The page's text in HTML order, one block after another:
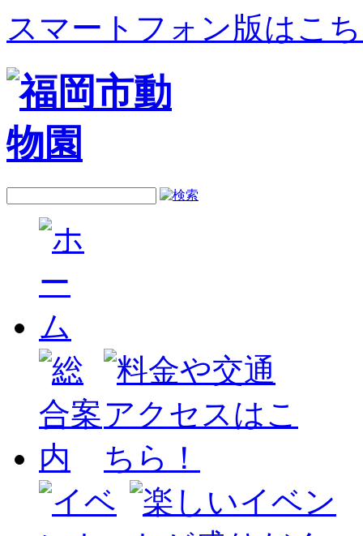
スマートフォン版はこ